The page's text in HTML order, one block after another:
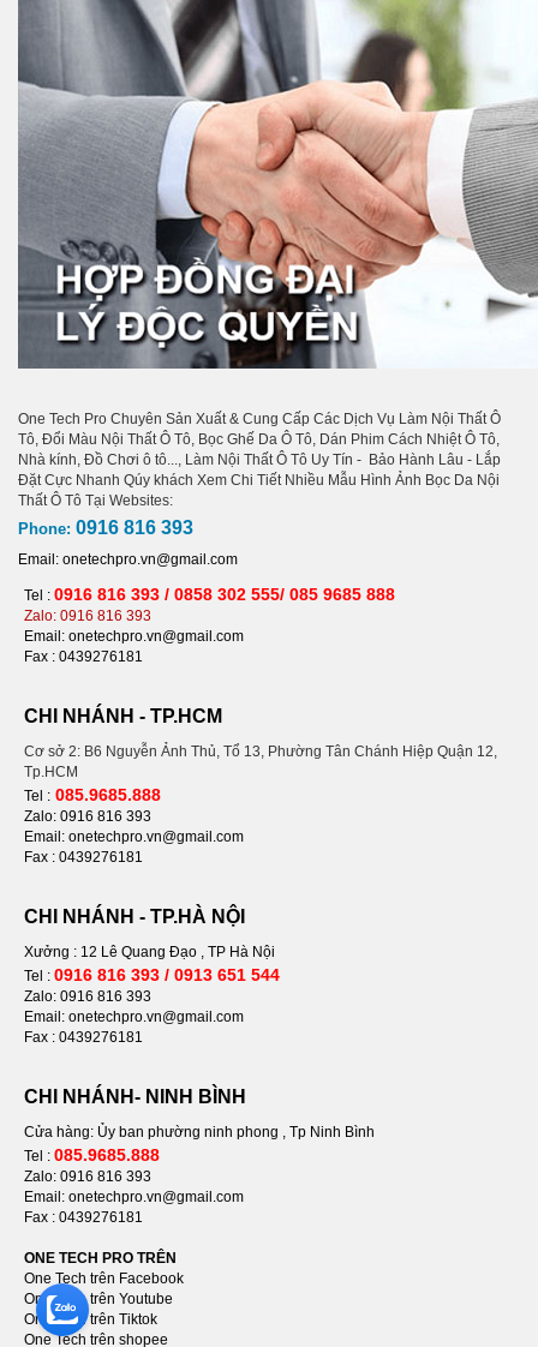
One Tech Pro Chuyên Sản Xuất & Cung Cấp Các Dịch Vụ Làm Nội Thất Ô
Tô, Đổi Màu Nội Thất Ô Tô, Bọc Ghế Da Ô Tô, Dán Phim Cách Nhiệt Ô Tô,
Nhà kính, Đồ Chơi ô tô..., Làm Nội Thất Ô Tô Uy Tín - Bảo Hành Lâu - Lắp
Đặt Cực Nhanh Qúy khách Xem Chi Tiết Nhiều Mẫu Hình Ảnh Bọc Da Nội
Thất Ô Tô Tại Websites:
Phone: 0916 816 393
Email: onetechpro.vn@gmail.com
Tel : 0916 816 393 / 0858 302 555/ 085 9685 888
Zalo: 0916 816 393
Email: onetechpro.vn@gmail.com
Fax : 0439276181
CHI NHÁNH - TP.HCM
Cơ sở 2: B6 Nguyễn Ảnh Thủ, Tổ 13, Phường Tân Chánh Hiệp Quận 12,
Tp.HCM
Tel : 085.9685.888
Zalo: 0916 816 393
Email: onetechpro.vn@gmail.com
Fax : 0439276181
CHI NHÁNH - TP.HÀ NỘI
Xưởng : 12 Lê Quang Đạo , TP Hà Nội
Tel : 0916 816 393 / 0913 651 544
Zalo: 0916 816 393
Email: onetechpro.vn@gmail.com
Fax : 0439276181
CHI NHÁNH- NINH BÌNH
Cửa hàng: Ủy ban phường ninh phong , Tp Ninh Bình
Tel : 085.9685.888
Zalo: 0916 816 393
Email: onetechpro.vn@gmail.com
Fax : 0439276181
ONE TECH PRO TRÊN
One Tech trên Facebook
One Tech trên Youtube
One Tech trên Tiktok
One Tech trên shopee